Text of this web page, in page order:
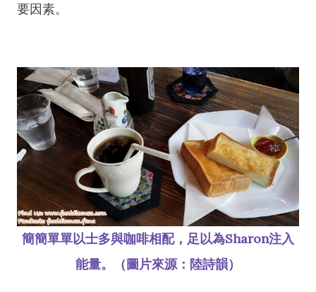
要因素。
簡簡單單以士多與咖啡相配，足以為Sharon注入
能量。（圖片來源：陸詩韻）